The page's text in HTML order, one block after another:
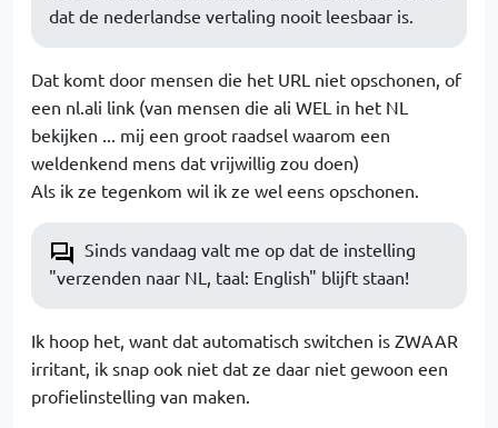
dat de nederlandse vertaling nooit leesbaar is.
Dat komt door mensen die het URL niet opschonen, of
een nl.ali link (van mensen die ali WEL in het NL
bekijken ... mij een groot raadsel waarom een
weldenkend mens dat vrijwillig zou doen)
Als ik ze tegenkom wil ik ze wel eens opschonen.
Sinds vandaag valt me op dat de instelling
"verzenden naar NL, taal: English" blijft staan!
Ik hoop het, want dat automatisch switchen is ZWAAR
irritant, ik snap ook niet dat ze daar niet gewoon een
profielinstelling van maken.